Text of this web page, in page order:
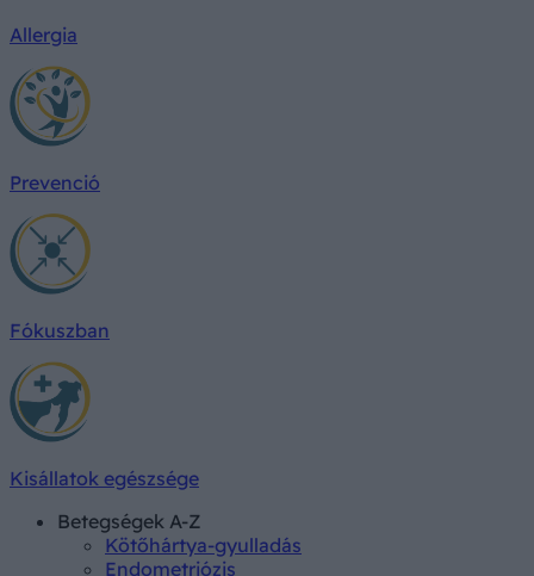
Allergia
Prevenció
Fókuszban
Kisállatok egészsége
Betegségek A-Z
Kötőhártya-gyulladás
Endometriózis